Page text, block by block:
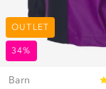
OUTLET
34%
Barn